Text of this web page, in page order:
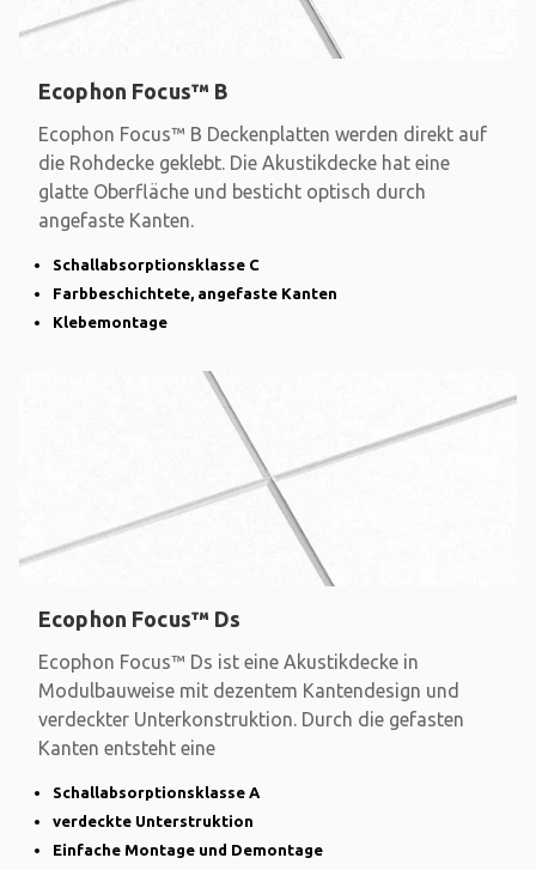
Ecophon Focus™ B
Ecophon Focus™ B Deckenplatten werden direkt auf
die Rohdecke geklebt. Die Akustikdecke hat eine
glatte Oberfläche und besticht optisch durch
angefaste Kanten.
Schallabsorptionsklasse C
Farbbeschichtete, angefaste Kanten
Klebemontage
Ecophon Focus™ Ds
Ecophon Focus™ Ds ist eine Akustikdecke in
Modulbauweise mit dezentem Kantendesign und
verdeckter Unterkonstruktion. Durch die gefasten
Kanten entsteht eine
Schallabsorptionsklasse A
verdeckte Unterstruktion
Einfache Montage und Demontage